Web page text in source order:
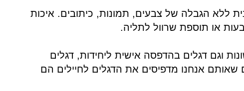
ללא הגבלה של צבעים, תמונות, כיתובים. איכות
או תוספת שרוול לתליה.
וגם דגלים בהדפסה אישית ליחידות, דגלים
שאותם אנחנו מדפיסים את הדגלים לחיילים הם